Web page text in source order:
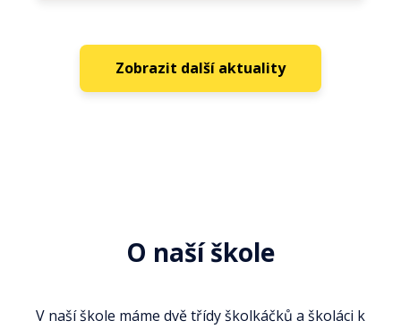
Zobrazit další aktuality
O naší škole
V naší škole máme dvě třídy školkáčků a školáci k